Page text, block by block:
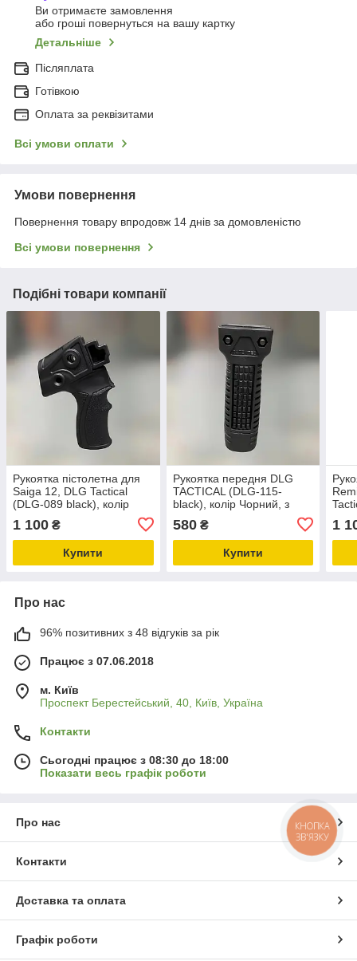
Ви отримаєте замовлення
або гроші повернуться на вашу картку
Детальніше
Післяплата
Готівкою
Оплата за реквізитами
Всі умови оплати
Умови повернення
Повернення товару впродовж 14 днів за домовленістю
Всі умови повернення
Подібні товари компанії
Рукоятка пістолетна для
Saiga 12, DLG Tactical
(DLG-089 black), колір
гніздами для ременя
1 100 ₴
Купити
Рукоятка передня DLG
TACTICAL (DLG-115-
black), колір Чорний, з
Пікатінні, рукоятка
перенесення вогню
580₴
Купити
1
Про нас
96% позитивних з 48 відгуків за рік
Працює з 07.06.2018
м. Київ
Проспект Берестейський, 40, Київ, Україна
Контакти
Сьогодні працює з 08:30 до 18:00
Показати весь графік роботи
Про нас
Контакти
Доставка та оплата
Графік роботи
КНОПКА
ЗВ'ЯЗКУ